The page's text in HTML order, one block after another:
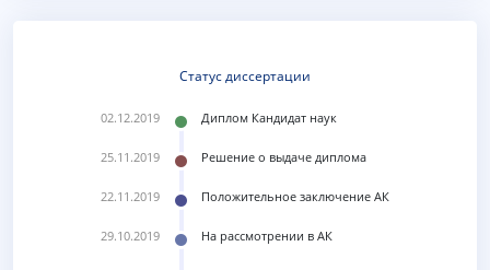
Статус диссертации
02.12.2019 Диплом Кандидат наук
25.11.2019 Решение о выдаче диплома
22.11.2019 Положительное заключение АК
29.10.2019 На рассмотрении в АК